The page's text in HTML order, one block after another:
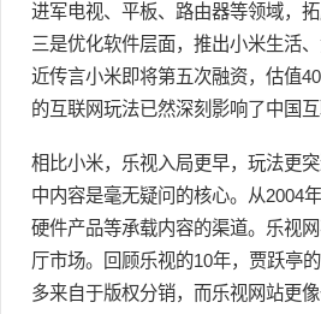
进军电视、平板、路由器等领域，
三是优化软件层面，推出小米生活
近传言小米即将第五次融资，估值
的互联网玩法已然深刻影响了中国互
相比小米，乐视入局更早，玩法更
中内容是毫无疑问的核心。从2004
硬件产品等承载内容的渠道。乐视
厅市场。回顾乐视的10年，贾跃亭
多来自于版权分销，而乐视网站更